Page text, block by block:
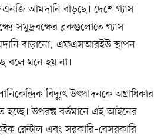
আমদানি বাড়ছে। দেশে গ্যাস
সমুদ্রবক্ষের ব্লকগুলোতে গ্যাস
বাড়ানো, এফএসআরইউ স্থাপন
বলে মনে হয় না।
বিদ্যুৎ উৎপাদনকে অগ্রাধিকার
হচ্ছে। উপরন্তু বর্তমানে এই আইনের
রেন্টাল এবং সরকারি–বেসরকারি